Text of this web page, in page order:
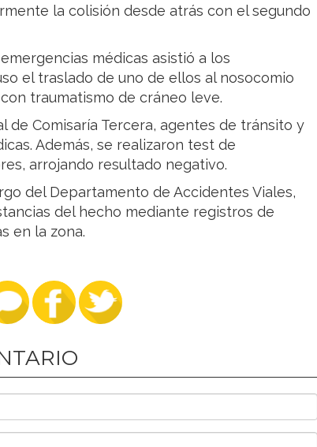
la colisión desde atrás con el segundo
médicas asistió a los
el traslado de uno de ellos al nosocomio
traumatismo de cráneo leve.
de Comisaría Tercera, agentes de tránsito y
Además, se realizaron test de
arrojando resultado negativo.
del Departamento de Accidentes Viales,
del hecho mediante registros de
en la zona.